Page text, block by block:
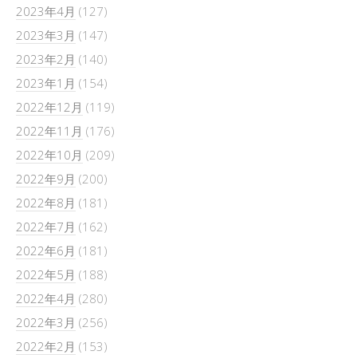
2023年4月 (127)
2023年3月 (147)
2023年2月 (140)
2023年1月 (154)
2022年12月 (119)
2022年11月 (176)
2022年10月 (209)
2022年9月 (200)
2022年8月 (181)
2022年7月 (162)
2022年6月 (181)
2022年5月 (188)
2022年4月 (280)
2022年3月 (256)
2022年2月 (153)